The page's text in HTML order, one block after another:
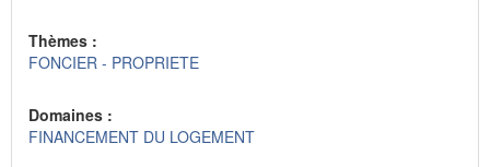
Thèmes :
FONCIER - PROPRIETE
Domaines :
FINANCEMENT DU LOGEMENT